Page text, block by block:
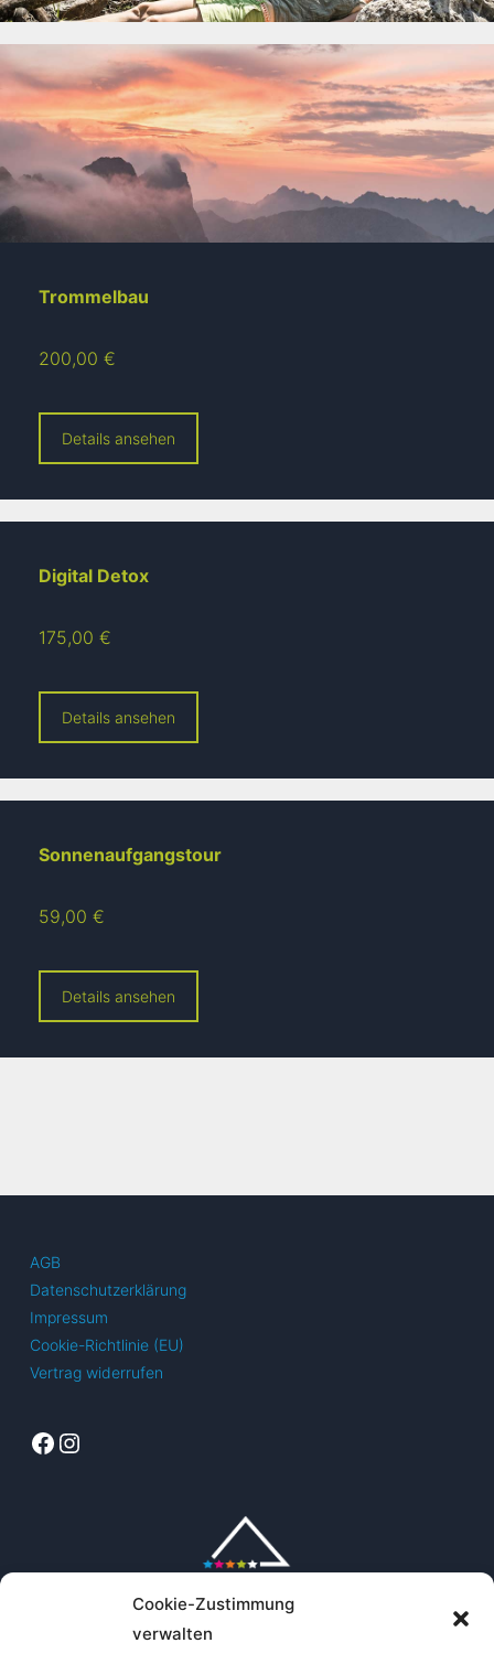
Cookie-Zustimmung
verwalten
Trommelbau
200,00 €
Details ansehen
Digital Detox
175,00 €
Details ansehen
Sonnenaufgangstour
59,00 €
Details ansehen
AGB
Datenschutzerklärung
Impressum
Cookie-Richtlinie (EU)
Vertrag widerrufen
Facebook
Instagram